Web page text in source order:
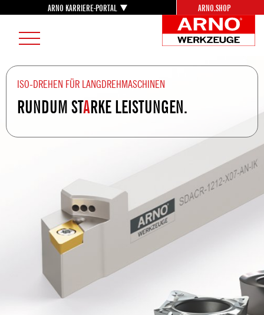
ARNO.SHOP
Burger
Menu
ARNO KARRIERE-PORTAL
Career
ISO-DREHEN FÜR LANGDREHMASCHINEN
RUNDUM STARKE LEISTUNGEN.